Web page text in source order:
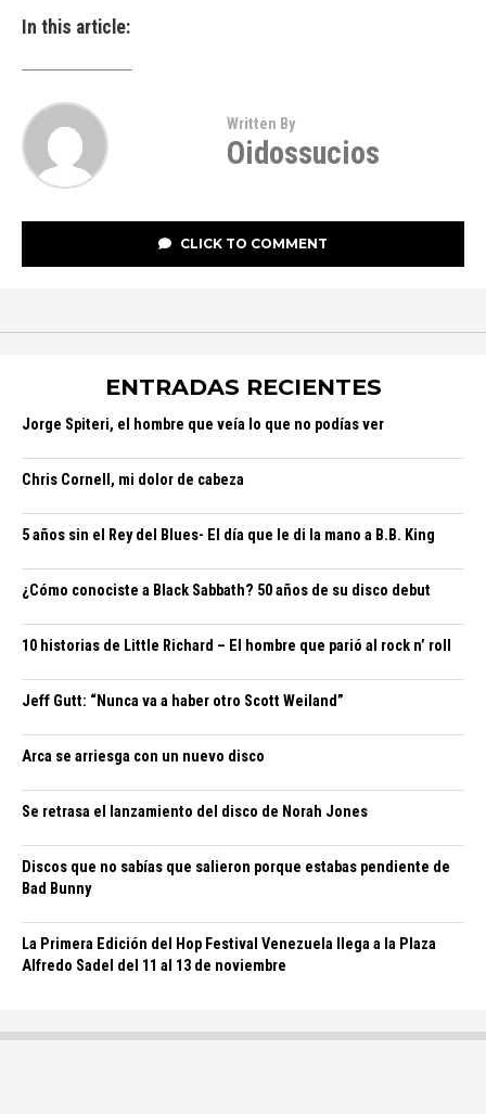
In this article:
Written By
Oidossucios
CLICK TO COMMENT
ENTRADAS RECIENTES
Jorge Spiteri, el hombre que veía lo que no podías ver
Chris Cornell, mi dolor de cabeza
5 años sin el Rey del Blues- El día que le di la mano a B.B. King
¿Cómo conociste a Black Sabbath? 50 años de su disco debut
10 historias de Little Richard – El hombre que parió al rock n’ roll
Jeff Gutt: “Nunca va a haber otro Scott Weiland”
Arca se arriesga con un nuevo disco
Se retrasa el lanzamiento del disco de Norah Jones
Discos que no sabías que salieron porque estabas pendiente de
Bad Bunny
La Primera Edición del Hop Festival Venezuela llega a la Plaza
Alfredo Sadel del 11 al 13 de noviembre